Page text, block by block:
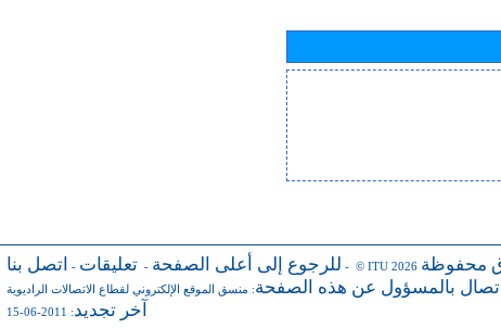
للرجوع إلى أعلى الصفحة - تعليقات - اتصل بنا - © ITU 2026 محفوظة
بالمسؤول عن هذه الصفحة: منسق الموقع الإلكتروني لقطاع الاتصالات الراديوية
آخر تجديد: 2011-06-15